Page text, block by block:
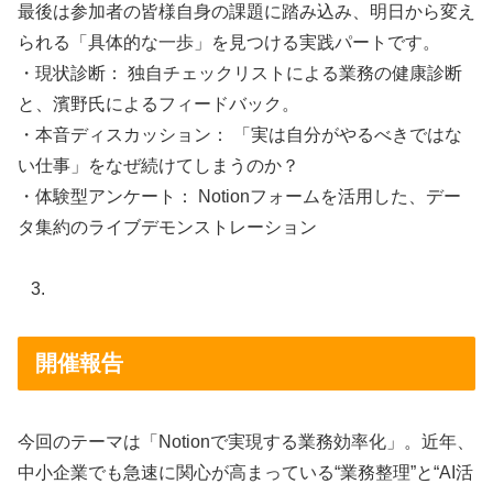
最後は参加者の皆様自身の課題に踏み込み、明日から変え
られる「具体的な一歩」を見つける実践パートです。
・現状診断： 独自チェックリストによる業務の健康診断
と、濱野氏によるフィードバック。
・本音ディスカッション： 「実は自分がやるべきではな
い仕事」をなぜ続けてしまうのか？
・体験型アンケート： Notionフォームを活用した、デー
タ集約のライブデモンストレーション
開催報告
今回のテーマは「Notionで実現する業務効率化」。近年、
中小企業でも急速に関心が高まっている“業務整理”と“AI活